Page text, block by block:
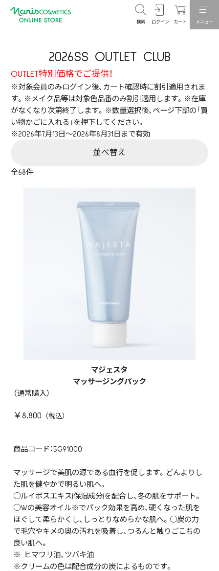
検索 ログイン カート メニュー
2026SS OUTLET CLUB
OUTLET特別価格でご提供！
※対象会員のみログイン後、カート確認時に割引適用されま
す。※メイク品等は対象色品番のみ割引適用します。※在庫
がなくなり次第終了します。※数量選択後、ページ下部の「買
い物かごに入れる」を押下してください。
※2026年7月13日～2026年8月31日まで有効
並べ替え
全68件
マジェスタ
マッサージングパック
（通常購入）
￥8,800
商品コード：5G91000
マッサージで美肌の源である血行を促します。どんよりし
た肌を健やかで明るい肌へ。
○ルイボスエキス(保湿成分)を配合し、冬の肌をサポート。
○Wの美容オイル※でパック効果を高め、硬くなった肌を
ほぐして柔らかくし、しっとりなめらかな肌へ。○炭の力
で毛穴やキメの奥の汚れを吸着し、つるんと触りごこちの
良い肌へ。
※ ヒマワリ油、ツバキ油
※クリームの色は配合成分の炭によるものです。